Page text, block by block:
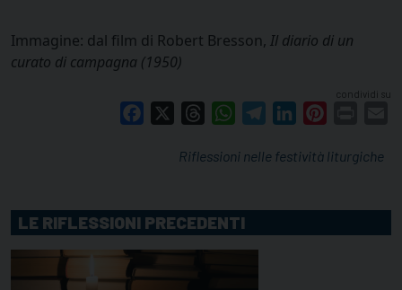
Immagine: dal film di Robert Bresson, Il diario di un
curato di campagna (1950)
condividi su
Facebook ThreadsWhatsAppTelegramLinkedIn
Riflessioni nelle festività liturgiche
LE RIFLESSIONI PRECEDENTI